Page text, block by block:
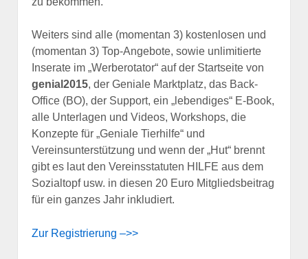
Weiters sind alle (momentan 3) kostenlosen und
(momentan 3) Top-Angebote, sowie unlimitierte
Inserate im „Werberotator“ auf der Startseite von
genial2015, der Geniale Marktplatz, das Back-
Office (BO), der Support, ein „lebendiges“ E-Book,
alle Unterlagen und Videos, Workshops, die
Konzepte für „Geniale Tierhilfe“ und
Vereinsunterstützung und wenn der „Hut“ brennt
gibt es laut den Vereinsstatuten HILFE aus dem
Sozialtopf usw. in diesen 20 Euro Mitgliedsbeitrag
für ein ganzes Jahr inkludiert.
Zur Registrierung –>>